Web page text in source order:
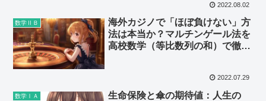
2022.08.02
数学ⅡＢ
海外カジノで「ほぼ負けない」方
法は本当か？マルチンゲール法を
高校数学（等比数列の和）で徹底
2022.07.29
数学ⅠＡ
生命保険と傘の期待値：人生の